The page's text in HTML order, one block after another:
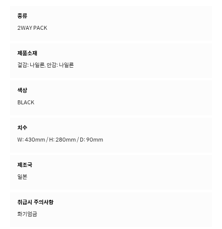
종류
2WAY PACK
제품소재
겉감: 나일론, 안감: 나일론
색상
BLACK
치수
W: 430mm / H: 280mm / D: 90mm
제조국
일본
취급시 주의사항
화기엄금